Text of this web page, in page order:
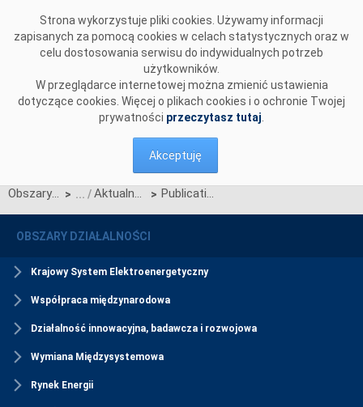
Strona wykorzystuje pliki cookies. Używamy informacji
zapisanych za pomocą cookies w celach statystycznych oraz w
celu dostosowania serwisu do indywidualnych potrzeb
użytkowników.
W przeglądarce internetowej można zmienić ustawienia
dotyczące cookies. Więcej o plikach cookies i o ochronie Twojej
prywatności przeczytasz tutaj
Akceptuję
Obszary działalności > Aktualności Rynku Mocy > Publication of Guideline on participation in Polish capacity market for foreign capacity providers
OBSZARY DZIAŁALNOŚCI
Krajowy System Elektroenergetyczny
Współpraca międzynarodowa
Działalność innowacyjna, badawcza i rozwojowa
Wymiana Międzysystemowa
Rynek Energii